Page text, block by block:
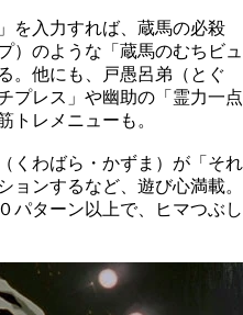
を入力すれば、蔵馬の必殺
）のような「蔵馬のむちビュ
。他にも、戸愚呂弟（とぐ
プレス」や幽助の「霊力一点
トレメニューも。
くわばら・かずま）が「それ
ョンするなど、遊び心満載。
パターン以上で、ヒマつぶし